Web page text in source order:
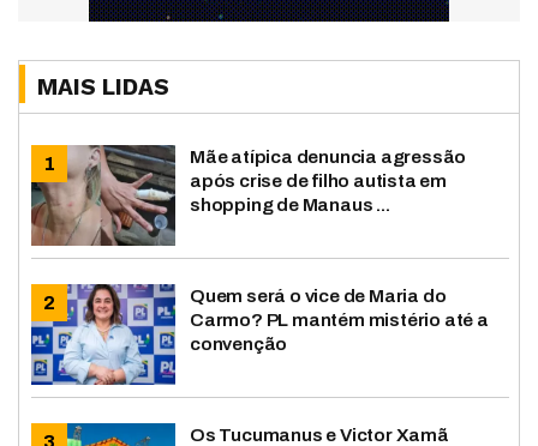
MAIS LIDAS
Mãe atípica denuncia agressão
após crise de filho autista em
shopping de Manaus ...
Quem será o vice de Maria do
Carmo? PL mantém mistério até a
convenção
Os Tucumanus e Victor Xamã